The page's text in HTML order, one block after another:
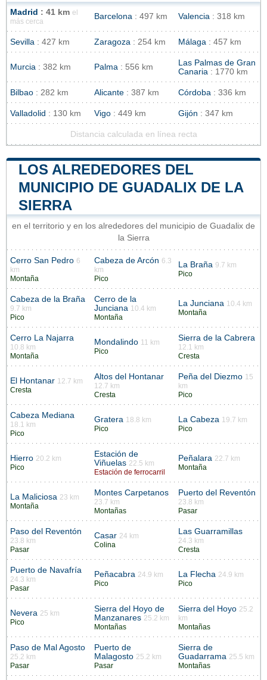
Madrid : 41 km el
más cerca
Barcelona : 497 km Valencia : 318 km
Sevilla : 427 km Zaragoza : 254 km Málaga : 457 km
Murcia : 382 km Palma : 556 km
Las Palmas de Gran
Canaria : 1770 km
Bilbao : 282 km Alicante : 387 km Córdoba : 336 km
Valladolid : 130 km Vigo : 449 km Gijón : 347 km
Distancia calculada en línea recta
LOS ALREDEDORES DEL
MUNICIPIO DE GUADALIX DE LA
SIERRA
en el territorio y en los alrededores del municipio de Guadalix de
la Sierra
Cerro San Pedro 6
km
Montaña
Cabeza de Arcón 6.3
km
Pico
La Braña 9.7 km
Pico
Cabeza de la Braña
9.7 km
Pico
Cerro de la
Junciana 10.4 km
Montaña
La Junciana 10.4 km
Montaña
Cerro La Najarra
10.8 km
Montaña
Mondalindo 11 km
Pico
Sierra de la Cabrera
12.1 km
Cresta
El Hontanar 12.7 km
Cresta
Altos del Hontanar
12.7 km
Cresta
Peña del Diezmo 15
km
Pico
Cabeza Mediana
18.1 km
Pico
Gratera 18.8 km
Pico
La Cabeza 19.7 km
Pico
Hierro 20.2 km
Pico
Estación de
Viñuelas 22.5 km
Estación de ferrocarril
Peñalara 22.7 km
Montaña
La Maliciosa 23 km
Montaña
Montes Carpetanos
23.7 km
Montañas
Puerto del Reventón
23.8 km
Pasar
Paso del Reventón
23.8 km
Pasar
Casar 24 km
Colina
Las Guarramillas
24.3 km
Cresta
Puerto de Navafría
24.3 km
Pasar
Peñacabra 24.9 km
Pico
La Flecha 24.9 km
Pico
Nevera 25 km
Pico
Sierra del Hoyo de
Manzanares 25.2 km
Montañas
Sierra del Hoyo 25.2
km
Montañas
Paso de Mal Agosto
25.2 km
Pasar
Puerto de
Malagosto 25.2 km
Pasar
Sierra de
Guadarrama 25.5 km
Montañas